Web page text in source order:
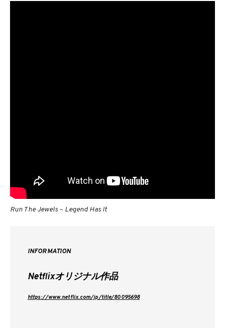
Run The Jewels – Legend Has It
INFORMATION
Netflixオリジナル作品
https://www.netflix.com/jp/title/80095698